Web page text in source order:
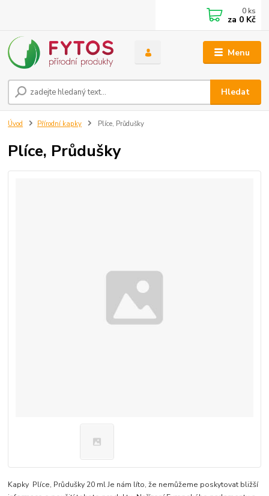
Menu
Hledat
0 ks
za 0 Kč
Úvod Přírodní kapky Plíce, Průdušky
Plíce, Průdušky
Kapky Plíce, Průdušky 20 ml Je nám líto, že nemůžeme poskytovat bližší